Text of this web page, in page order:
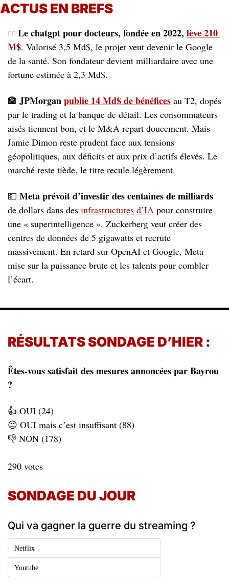
ACTUS EN BREFS
👨‍⚕️ Le chatgpt pour docteurs, fondée en 2022, lève 210
M$. Valorisé 3,5 Md$, le projet veut devenir le Google
de la santé. Son fondateur devient milliardaire avec une
fortune estimée à 2,3 Md$.
🏦 JPMorgan publie 14 Md$ de bénéfices au T2, dopés
par le trading et la banque de détail. Les consommateurs
aisés tiennent bon, et le M&A repart doucement. Mais
Jamie Dimon reste prudent face aux tensions
géopolitiques, aux déficits et aux prix d’actifs élevés. Le
marché reste tiède, le titre recule légèrement.
💵
de dollars dans des infrastructures d’IA pour construire
une « superintelligence ». Zuckerberg veut créer des
centres de données de 5 gigawatts et recrute
massivement. En retard sur OpenAI et Google, Meta
mise sur la puissance brute et les talents pour combler
l’écart.
RÉSULTATS SONDAGE D’HIER :
Êtes-vous satisfait des mesures annoncées par Bayrou
?
👍 OUI (24)
😐 OUI mais c’est insuffisant (88)
👎 NON (178)
290 votes
SONDAGE DU JOUR
Qui va gagner la guerre du streaming ?
Netflix
Youtube